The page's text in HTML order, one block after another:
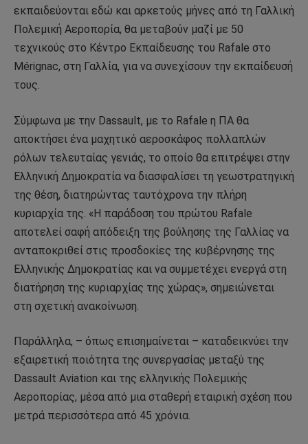
εκπαιδεύονται εδώ και αρκετούς μήνες από τη Γαλλική
Πολεμική Αεροπορία, θα μεταβούν μαζί με 50
τεχνικούς στο Κέντρο Εκπαίδευσης του Rafale στο
Mérignac, στη Γαλλία, για να συνεχίσουν την εκπαίδευσή
τους.
Σύμφωνα με την Dassault, με το Rafale η ΠΑ θα
αποκτήσει ένα μαχητικό αεροσκάφος πολλαπλών
ρόλων τελευταίας γενιάς, το οποίο θα επιτρέψει στην
Ελληνική Δημοκρατία να διασφαλίσει τη γεωστρατηγική
της θέση, διατηρώντας ταυτόχρονα την πλήρη
κυριαρχία της. «Η παράδοση του πρώτου Rafale
αποτελεί σαφή απόδειξη της βούλησης της Γαλλίας να
ανταποκριθεί στις προσδοκίες της κυβέρνησης της
Ελληνικής Δημοκρατίας και να συμμετέχει ενεργά στη
διατήρηση της κυριαρχίας της χώρας», σημειώνεται
στη σχετική ανακοίνωση.
Παράλληλα, – όπως επισημαίνεται – καταδεικνύει την
εξαιρετική ποιότητα της συνεργασίας μεταξύ της
Dassault Aviation και της ελληνικής Πολεμικής
Αεροπορίας, μέσα από μια σταθερή εταιρική σχέση που
μετρά περισσότερα από 45 χρόνια.